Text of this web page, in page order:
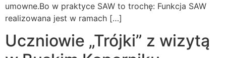
umowne.Bo w praktyce SAW to trochę: Funkcja SAW
realizowana jest w ramach […]
Uczniowie „Trójki” z wizytą